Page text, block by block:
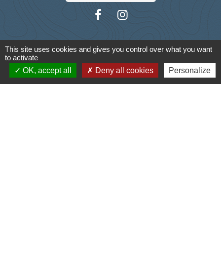
Liens
Cyclad
This site uses cookies and gives you control over what you want
to activate
OK, accept all
Deny all cookies Personalize